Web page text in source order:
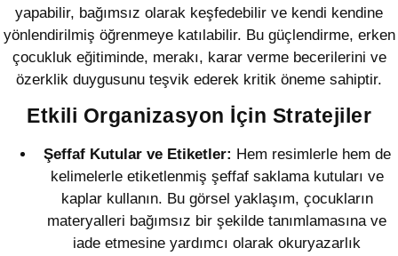
yapabilir, bağımsız olarak keşfedebilir ve kendi kendine
yönlendirilmiş öğrenmeye katılabilir. Bu güçlendirme, erken
çocukluk eğitiminde, merakı, karar verme becerilerini ve
özerklik duygusunu teşvik ederek kritik öneme sahiptir.
Etkili Organizasyon İçin Stratejiler
Şeffaf Kutular ve Etiketler: Hem resimlerle hem de
kelimelerle etiketlenmiş şeffaf saklama kutuları ve
kaplar kullanın. Bu görsel yaklaşım, çocukların
materyalleri bağımsız bir şekilde tanımlamasına ve
iade etmesine yardımcı olarak okuryazarlık